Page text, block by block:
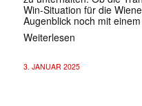
Win-Situation für die
Augenblick noch mit
Weiterlesen
3. JANUAR 2025